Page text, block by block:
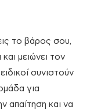
το βάρος σου,
μειώνει τον
συνιστούν
για
απαίτηση και να